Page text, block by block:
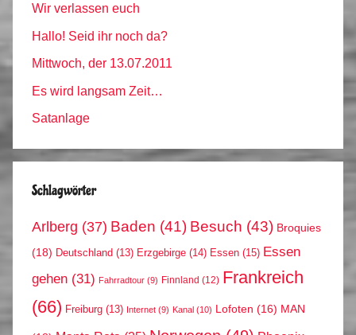
Wir verlassen euch
Hallo! Seid ihr noch da?
Mittwoch, der 13.07.2011
Es wird langsam Zeit…
Satanlage
Schlagwörter
Arlberg (37) Baden (41) Besuch (43) Broquies
(18) Deutschland (13) Erzgebirge (14) Essen (15) Essen
gehen (31) Fahrradtour (9) Finnland (12) Frankreich
(66) Freiburg (13) Internet (9) Kanal (10) Lofoten (16) MAN